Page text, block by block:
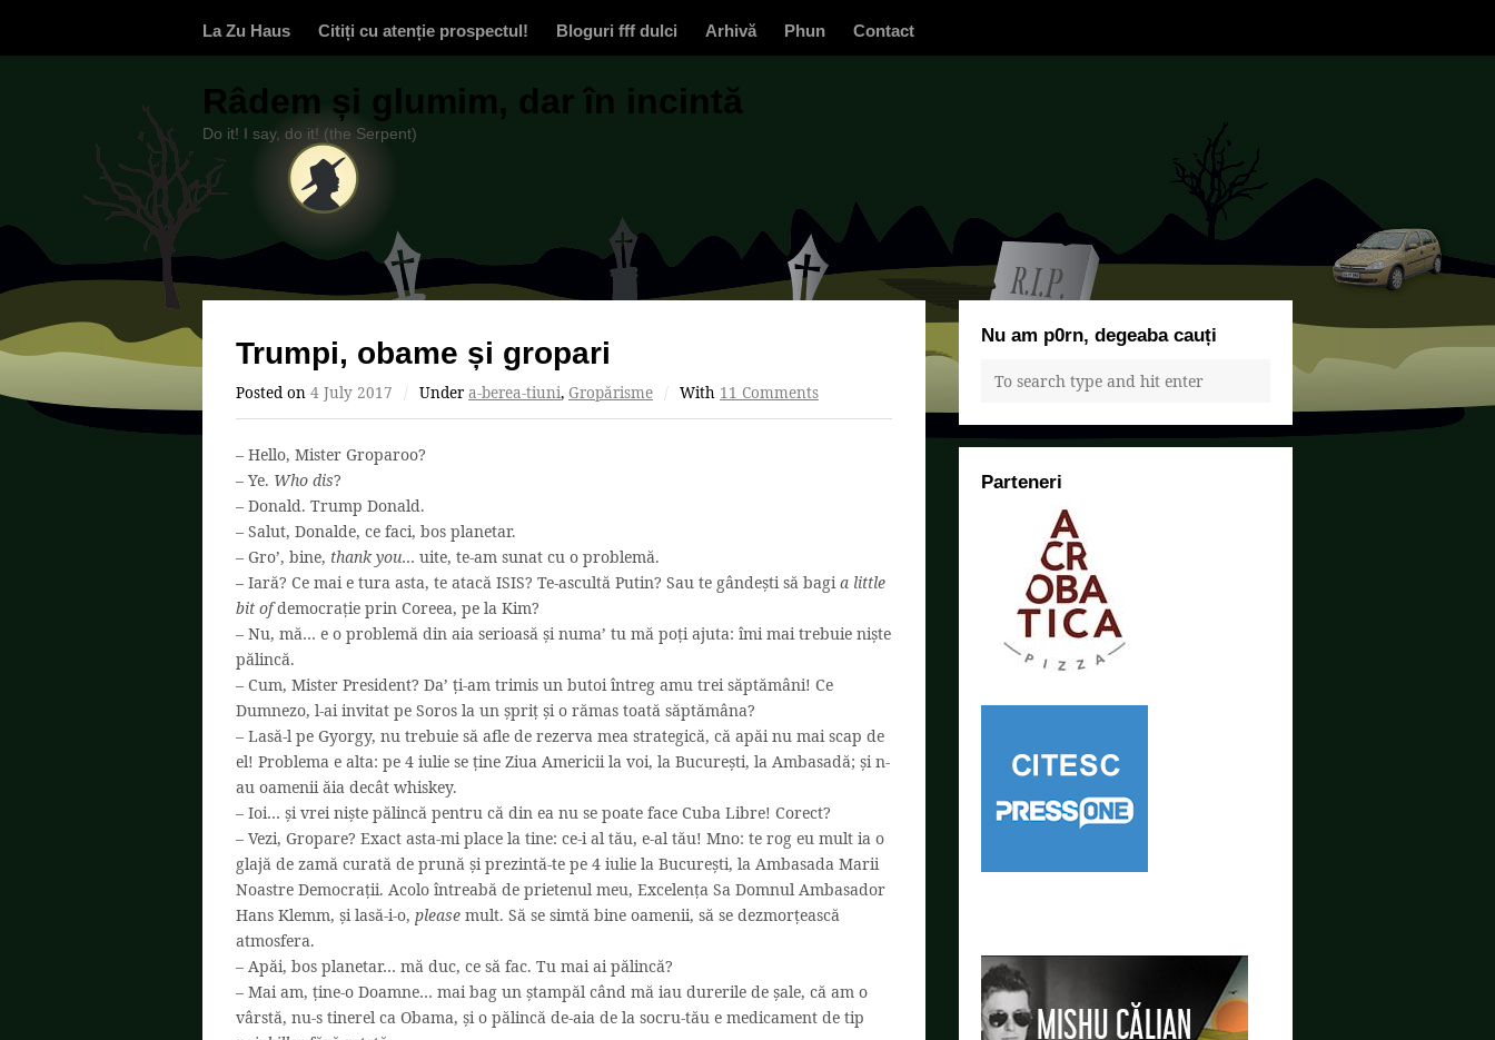
La Zu Haus Citiți cu atenție prospectul! Bloguri fff dulci Arhivă Phun Contact
Râdem și glumim, dar în incintă
Do it! I say, do it! (the Serpent)
Trumpi, obame și gropari
Posted on 4 July 2017 / Under a-berea-tiuni, Gropărisme / With 11 Comments
– Hello, Mister Groparoo?
– Ye. Who dis?
– Donald. Trump Donald.
– Salut, Donalde, ce faci, bos planetar.
– Gro’, bine, thank you… uite, te-am sunat cu o problemă.
– Iară? Ce mai e tura asta, te atacă ISIS? Te-ascultă Putin? Sau te gândești să bagia little
bit ofdemocrație prin Coreea, pe la Kim?
– Nu, mă… e o problemă din aia serioasă și numa’ tu mă poți ajuta: îmi mai trebuie niște
pălincă.
– Cum, Mister President? Da’ ți-am trimis un butoi întreg amu trei săptămâni! Ce
Dumnezo, l-ai invitat pe Soros la un șpriț și o rămas toată săptămâna?
– Lasă-l pe Gyorgy, nu trebuie să afle de rezerva mea strategică, că apăi nu mai scap de
el! Problema e alta: pe 4 iulie se ține Ziua Americii la voi, la București, la Ambasadă; și n-
au oamenii ăia decât whiskey.
– Ioi… și vrei niște pălincă pentru că din ea nu se poate face Cuba Libre! Corect?
– Vezi, Gropare? Exact asta-mi place la tine: ce-i al tău, e-al tău! Mno: te rog eu mult ia o
glajă de zamă curată de prună și prezintă-te pe 4 iulie la București, la Ambasada Marii
Noastre Democrații. Acolo întreabă de prietenul meu, Excelența Sa Domnul Ambasador
Hans Klemm, și lasă-i-o, please mult. Să se simtă bine oamenii, să se dezmorțească
atmosfera.
– Apăi, bos planetar… mă duc, ce să fac. Tu mai ai pălincă?
– Mai am, ține-o Doamne… mai bag un ștampăl când mă iau durerile de șale, că am o
vârstă, nu-s tinerel ca Obama, și o pălincă de-aia de la socru-tău e medicament de tip
Nu am p0rn, degeaba cauți
Parteneri